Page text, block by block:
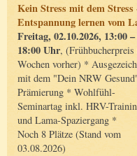
Kein Stress mit dem Stress
Entspannung lernen vom
Freitag, 02.10.2026, 13:00 –
18:00 Uhr,
Wochen vorher) *
mit dem "Dein NRW
Prämierung * Wohlfühl-
Seminartag inkl. HRV-
und Lama-Spaziergang *
Noch 8 Plätze (Stand vom
03.08.2026)